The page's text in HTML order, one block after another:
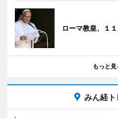
ローマ教皇、１
もっと見
みん経